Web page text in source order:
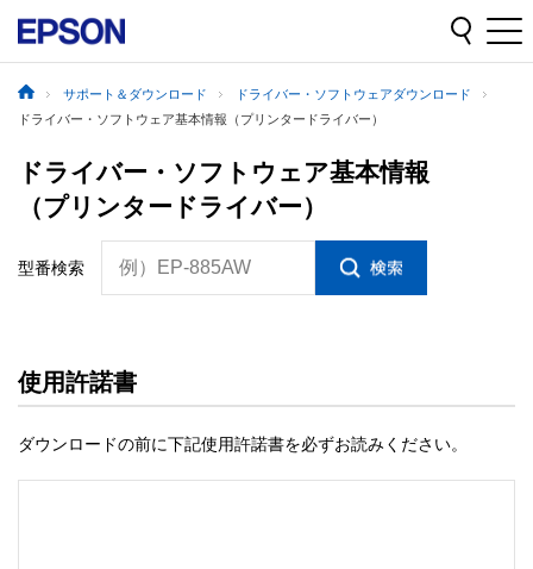
サポート＆ダウンロード
ドライバー・ソフトウェアダウンロード
ドライバー・ソフトウェア基本情報（プリンタードライバー）
ドライバー・ソフトウェア基本情報
（プリンタードライバー）
型番検索 例）EP-885AW
使用許諾書
ダウンロードの前に下記使用許諾書を必ずお読みください。